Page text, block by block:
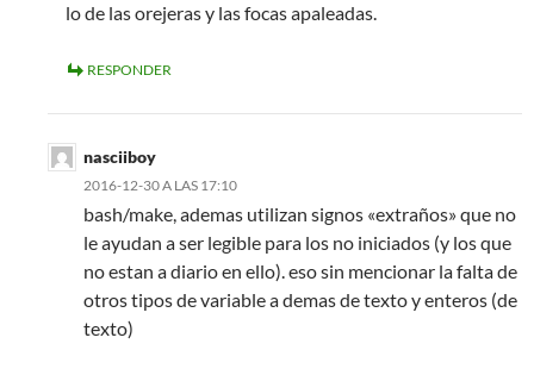
lo de las orejeras y las focas apaleadas.
RESPONDER
nasciiboy
2016-12-30 A LAS 17:10
bash/make, ademas utilizan signos «extraños» que no
le ayudan a ser legible para los no iniciados (y los que
no estan a diario en ello). eso sin mencionar la falta de
otros tipos de variable a demas de texto y enteros (de
texto)